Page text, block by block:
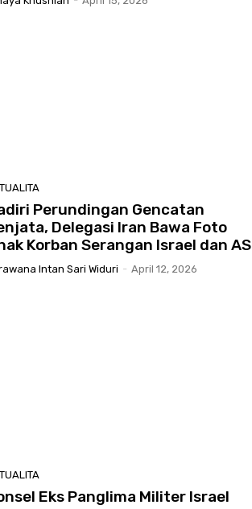
Perundingan Gencatan
Delegasi Iran Bawa Foto
Korban Serangan Israel dan AS
Intan Sari Widuri - April 12, 2026
Eks Panglima Militer Israel